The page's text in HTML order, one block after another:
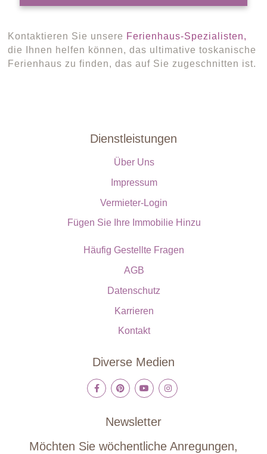
Kontaktieren Sie unsere Ferienhaus-Spezialisten,
die Ihnen helfen können, das ultimative toskanische
Ferienhaus zu finden, das auf Sie zugeschnitten ist.
Dienstleistungen
Über Uns
Impressum
Vermieter-Login
Fügen Sie Ihre Immobilie Hinzu
Häufig Gestellte Fragen
AGB
Datenschutz
Karrieren
Kontakt
Diverse Medien
Newsletter
Möchten Sie wöchentliche Anregungen,